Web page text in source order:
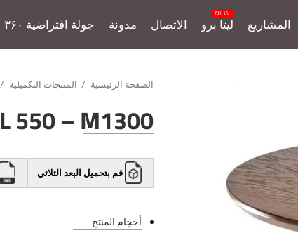
المشاريع ليتا برو الاتصال مدونة جولة افتراضية ۳۶۰
الصفحة الرئيسية المنتجات التكميلية
L 550 – M1300
قم بتحميل البعد الثلاثي
أحجام المنتج